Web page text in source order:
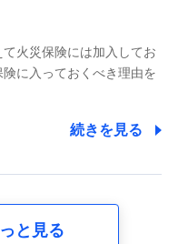
容の正確な把握のため
ため
火災保険には加入してお
に入っておくべき理由を
続きを見る
と見る